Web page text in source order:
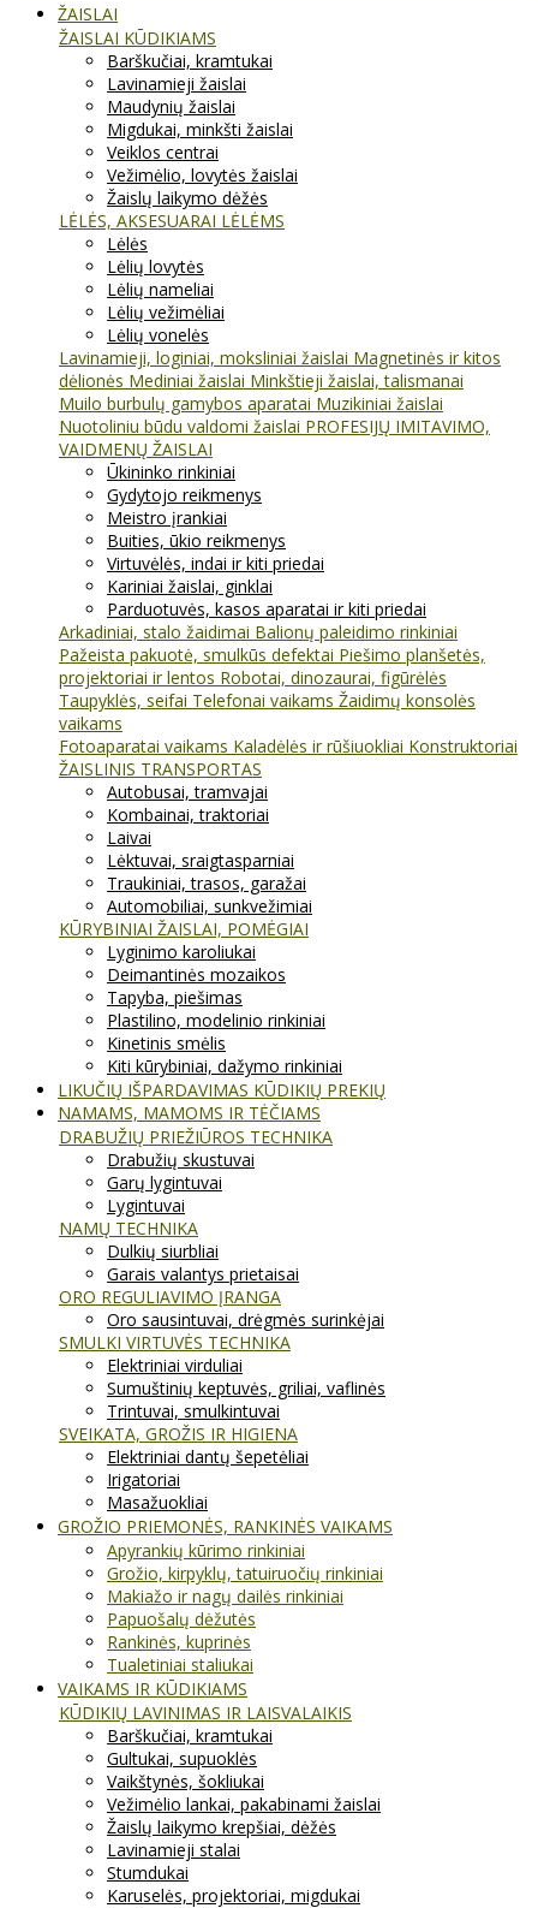
ŽAISLAI
ŽAISLAI KŪDIKIAMS
Barškučiai, kramtukai
Lavinamieji žaislai
Maudynių žaislai
Migdukai, minkšti žaislai
Veiklos centrai
Vežimėlio, lovytės žaislai
Žaislų laikymo dėžės
LĖLĖS, AKSESUARAI LĖLĖMS
Lėlės
Lėlių lovytės
Lėlių nameliai
Lėlių vežimėliai
Lėlių vonelės
Lavinamieji, loginiai, moksliniai žaislai Magnetinės ir kitos
dėlionės Mediniai žaislai Minkštieji žaislai, talismanai
Muilo burbulų gamybos aparatai Muzikiniai žaislai
Nuotoliniu būdu valdomi žaislai PROFESIJŲ IMITAVIMO,
VAIDMENŲ ŽAISLAI
Ūkininko rinkiniai
Gydytojo reikmenys
Meistro įrankiai
Buities, ūkio reikmenys
Virtuvėlės, indai ir kiti priedai
Kariniai žaislai, ginklai
Parduotuvės, kasos aparatai ir kiti priedai
Arkadiniai, stalo žaidimai Balionų paleidimo rinkiniai
Pažeista pakuotė, smulkūs defektai Piešimo planšetės,
projektoriai ir lentos Robotai, dinozaurai, figūrėlės
Taupyklės, seifai Telefonai vaikams Žaidimų konsolės
vaikams
Fotoaparatai vaikams Kaladėlės ir rūšiuokliai Konstruktoriai
ŽAISLINIS TRANSPORTAS
Autobusai, tramvajai
Kombainai, traktoriai
Laivai
Lėktuvai, sraigtasparniai
Traukiniai, trasos, garažai
Automobiliai, sunkvežimiai
KŪRYBINIAI ŽAISLAI, POMĖGIAI
Lyginimo karoliukai
Deimantinės mozaikos
Tapyba, piešimas
Plastilino, modelinio rinkiniai
Kinetinis smėlis
Kiti kūrybiniai, dažymo rinkiniai
LIKUČIŲ IŠPARDAVIMAS KŪDIKIŲ PREKIŲ
NAMAMS, MAMOMS IR TĖČIAMS
DRABUŽIŲ PRIEŽIŪROS TECHNIKA
Drabužių skustuvai
Garų lygintuvai
Lygintuvai
NAMŲ TECHNIKA
Dulkių siurbliai
Garais valantys prietaisai
ORO REGULIAVIMO ĮRANGA
Oro sausintuvai, drėgmės surinkėjai
SMULKI VIRTUVĖS TECHNIKA
Elektriniai virduliai
Sumuštinių keptuvės, griliai, vaflinės
Trintuvai, smulkintuvai
SVEIKATA, GROŽIS IR HIGIENA
Elektriniai dantų šepetėliai
Irigatoriai
Masažuokliai
GROŽIO PRIEMONĖS, RANKINĖS VAIKAMS
Apyrankių kūrimo rinkiniai
Grožio, kirpyklų, tatuiruočių rinkiniai
Makiažo ir nagų dailės rinkiniai
Papuošalų dėžutės
Rankinės, kuprinės
Tualetiniai staliukai
VAIKAMS IR KŪDIKIAMS
KŪDIKIŲ LAVINIMAS IR LAISVALAIKIS
Barškučiai, kramtukai
Gultukai, supuoklės
Vaikštynės, šokliukai
Vežimėlio lankai, pakabinami žaislai
Žaislų laikymo krepšiai, dėžės
Lavinamieji stalai
Stumdukai
Karuselės, projektoriai, migdukai